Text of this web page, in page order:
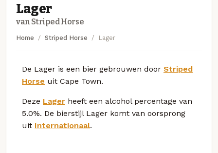
Lager
van Striped Horse
Home Striped Horse Lager
De Lager is een bier gebrouwen door Striped
Horse uit Cape Town.
Deze Lager heeft een alcohol percentage van
5.0%. De bierstijl Lager komt van oorsprong
uit Internationaal.